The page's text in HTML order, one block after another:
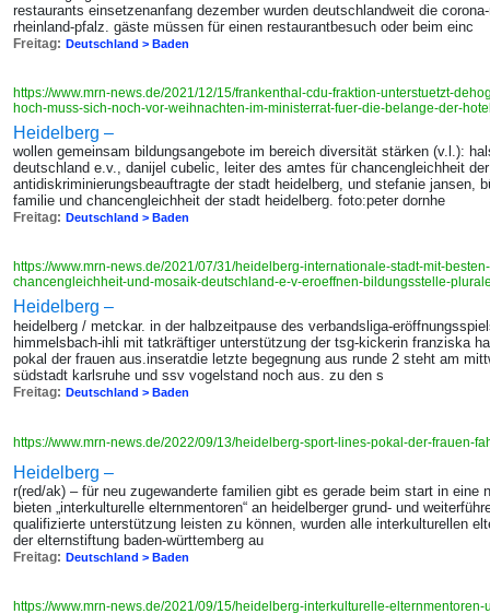
restaurants einsetzenanfang dezember wurden deutschlandweit die
rheinland-pfalz. gäste müssen für einen restaurantbesuch oder beim einc
Freitag: Deutschland > Baden
https://www.mrn-news.de/2021/12/15/frankenthal-cdu-fraktion-unterstuetzt-
hoch-muss-sich-noch-vor-weihnachten-im-ministerrat-fuer-die-belange-der-
Heidelberg –
wollen gemeinsam bildungsangebote im bereich diversität stärken (v.l.):
deutschland e.v., danijel cubelic, leiter des amtes für chancengleichheit
antidiskriminierungsbeauftragte der stadt heidelberg, und stefanie jansen,
familie und chancengleichheit der stadt heidelberg. foto:peter dornhe
Freitag: Deutschland > Baden
https://www.mrn-news.de/2021/07/31/heidelberg-internationale-stadt-mit-
chancengleichheit-und-mosaik-deutschland-e-v-eroeffnen-bildungsstelle-
Heidelberg –
heidelberg / metckar. in der halbzeitpause des verbandsliga-
himmelsbach-ihli mit tatkräftiger unterstützung der tsg-kickerin franziska
pokal der frauen aus.inseratdie letzte begegnung aus runde 2 steht am
südstadt karlsruhe und ssv vogelstand noch aus. zu den s
Freitag: Deutschland > Baden
https://www.mrn-news.de/2022/09/13/heidelberg-sport-lines-pokal-der-frauen-
Heidelberg –
r(red/ak) – für neu zugewanderte familien gibt es gerade beim start in
bieten „interkulturelle elternmentoren“ an heidelberger grund- und
qualifizierte unterstützung leisten zu können, wurden alle interkulturellen
der elternstiftung baden-württemberg au
Freitag: Deutschland > Baden
https://www.mrn-news.de/2021/09/15/heidelberg-interkulturelle-